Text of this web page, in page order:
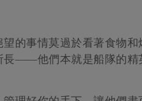
的事情莫過於看著食物
長——他們本就是船隊的精